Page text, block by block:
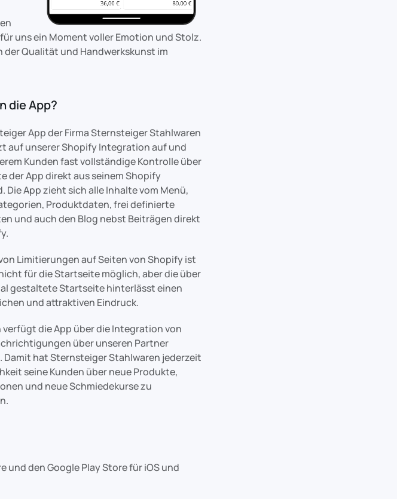
uns ein Moment voller Emotion und Stolz.
der Qualität und Handwerkskunst im
die App?
App der Firma Sternsteiger Stahlwaren
auf unserer Shopify Integration auf und
Kunden fast vollständige Kontrolle über
der App direkt aus seinem Shopify
Die App zieht sich alle Inhalte vom Menü,
Produktdaten, frei definierte
und auch den Blog nebst Beiträgen direkt
Limitierungen auf Seiten von Shopify ist
für die Startseite möglich, aber die über
gestaltete Startseite hinterlässt einen
und attraktiven Eindruck.
die App über die Integration von
über unseren Partner
Damit hat Sternsteiger Stahlwaren jederzeit
seine Kunden über neue Produkte,
und neue Schmiedekurse zu
und den Google Play Store für iOS und